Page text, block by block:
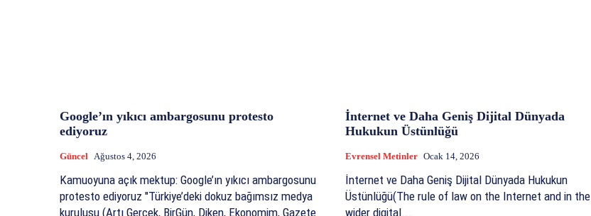
Google’ın yıkıcı ambargosunu protesto
ediyoruz
Güncel Ağustos 4, 2026
Kamuoyuna açık mektup: Google’ın yıkıcı ambargosunu
protesto ediyoruz "Türkiye’deki dokuz bağımsız medya
kuruluşu (Artı Gerçek, BirGün, Diken, Ekonomim, Gazete
İnternet ve Daha Geniş Dijital Dünyada
Hukukun Üstünlüğü
Evrensel Metinler Ocak 14, 2026
İnternet ve Daha Geniş Dijital Dünyada Hukukun
Üstünlüğü(The rule of law on the Internet and in the
wider digital...